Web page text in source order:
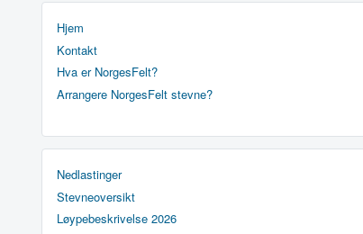
Hjem
Kontakt
Hva er NorgesFelt?
Arrangere NorgesFelt stevne?
Nedlastinger
Stevneoversikt
Løypebeskrivelse 2026